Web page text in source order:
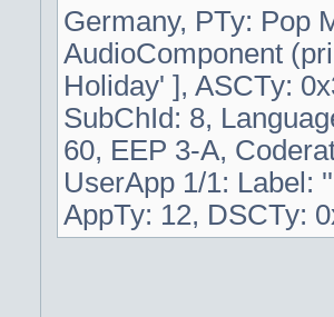
Germany, PTy: Pop
AudioComponent
Holiday' ], ASCTy:
SubChId: 8,
60, EEP 3-A,
UserApp 1/1: Label:
AppTy: 12, DSCTy: